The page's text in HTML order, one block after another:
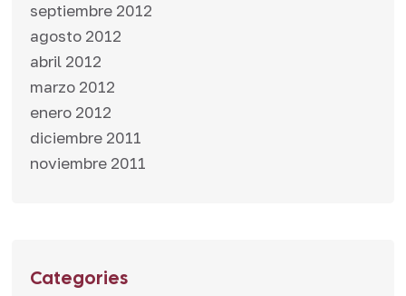
septiembre 2012
agosto 2012
abril 2012
marzo 2012
enero 2012
diciembre 2011
noviembre 2011
Categories